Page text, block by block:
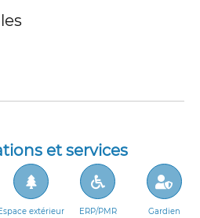
et services
Espace extérieur ERP/PMR Gardien